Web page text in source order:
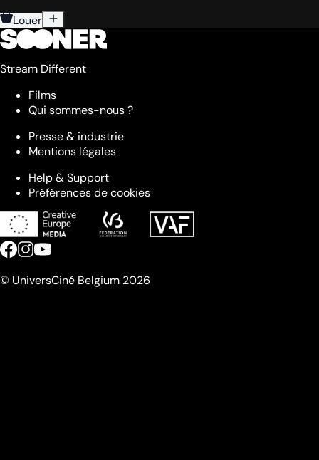
Louer
Stream Different
Films
Qui sommes-nous ?
Presse & industrie
Mentions légales
Help & Support
Préférences de cookies
© UniversCiné Belgium 2026